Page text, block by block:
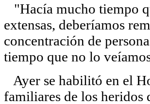
"Hacía mucho tiempo
extensas, deberíamos
concentración de
tiempo que no lo
Ayer se habilitó en el
familiares de los heridos